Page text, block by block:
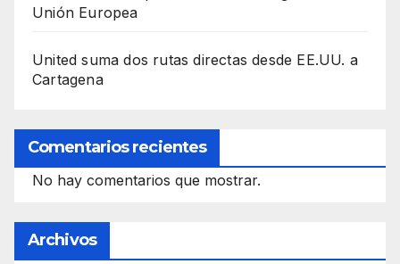
Unión Europea
United suma dos rutas directas desde EE.UU. a
Cartagena
Comentarios recientes
No hay comentarios que mostrar.
Archivos